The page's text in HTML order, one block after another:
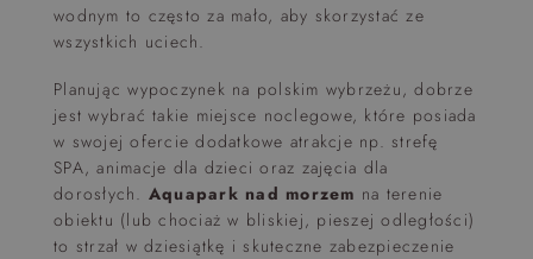
wodnym to często za mało, aby skorzystać ze
wszystkich uciech.
Planując wypoczynek na polskim wybrzeżu, dobrze
jest wybrać takie miejsce noclegowe, które posiada
w swojej ofercie dodatkowe atrakcje np. strefę
SPA, animacje dla dzieci oraz zajęcia dla
dorosłych. Aquapark nad morzem na terenie
obiektu (lub chociaż w bliskiej, pieszej odległości)
to strzał w dziesiątkę i skuteczne zabezpieczenie